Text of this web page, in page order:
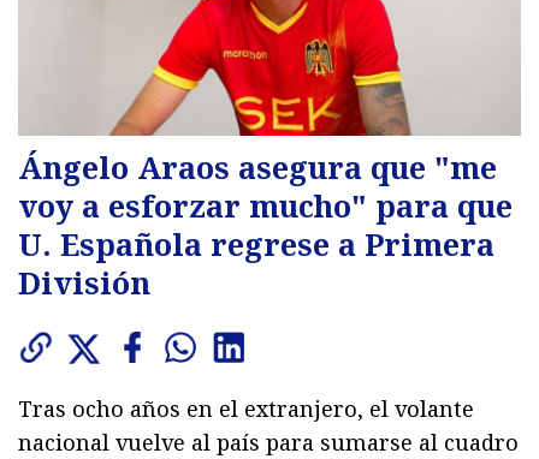
Ángelo Araos asegura que "me
voy a esforzar mucho" para que
U. Española regrese a Primera
División
Tras ocho años en el extranjero, el volante
nacional vuelve al país para sumarse al cuadro